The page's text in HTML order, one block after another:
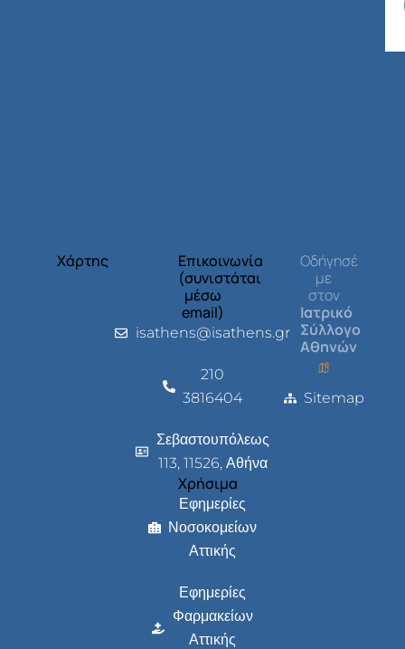
Χάρτης
Επικοινωνία
(συνιστάται
μέσω
email)
isathens@isathens.gr
210
3816404
Σεβαστουπόλεως
113, 11526, Αθήνα
Χρήσιμα
Εφημερίες
Νοσοκομείων
Αττικής
Εφημερίες
Φαρμακείων
Αττικής
Οδήγησέ
με
στον
Ιατρικό
Σύλλογο
Αθηνών
Sitemap